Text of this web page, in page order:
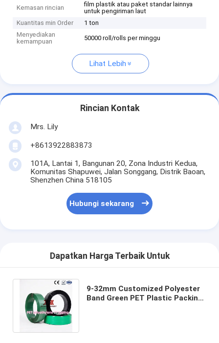
Kemasan rincian
film plastik atau paket standar lainnya
untuk pengiriman laut
Kuantitas min Order
1 ton
Menyediakan
kemampuan
50000 roll/rolls per minggu
Lihat Lebih
Rincian Kontak
Mrs. Lily
+8613922883873
101A, Lantai 1, Bangunan 20, Zona Industri Kedua,
Komunitas Shapuwei, Jalan Songgang, Distrik Baoan,
Shenzhen China 518105
Hubungi sekarang
Dapatkan Harga Terbaik Untuk
9-32mm Customized Polyester
Band Green PET Plastic Packing